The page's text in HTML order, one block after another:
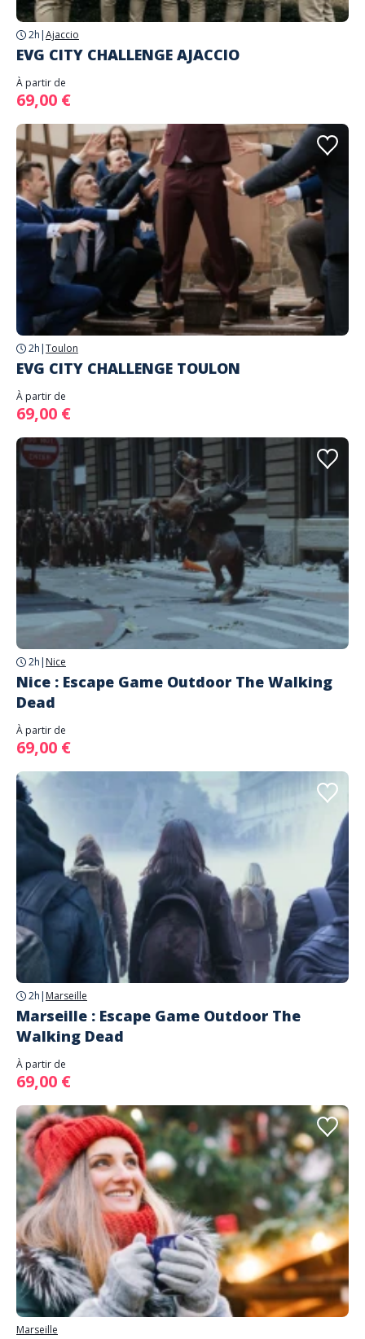
2h |Ajaccio
EVG CITY CHALLENGE AJACCIO
À partir de
69,00 €
2h |Toulon
EVG CITY CHALLENGE TOULON
À partir de
69,00 €
2h | Nice
Nice : Escape Game Outdoor The Walking
Dead
À partir de
69,00 €
2h | Marseille
Marseille : Escape Game Outdoor The
Walking Dead
À partir de
69,00 €
Marseille